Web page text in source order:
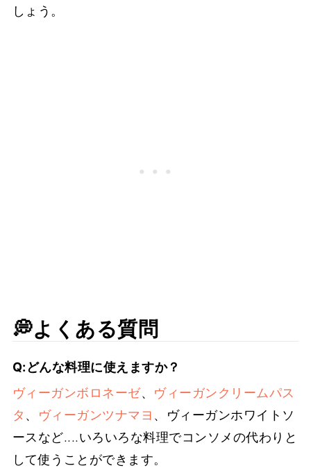
しょう。
💭よくある質問
Q:どんな料理に使えますか？
ヴィーガンボロネーゼ、 ヴィーガンクリームパス
タ 、 ヴィーガンツナマヨ 、ヴィーガンホワイトソ
ースなど....いろいろな料理でコンソメの代わりと
して使うことができます。